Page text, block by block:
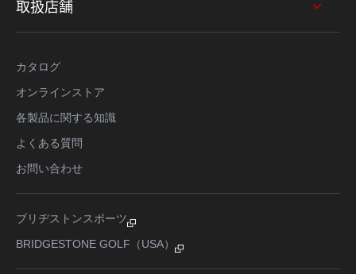
取扱店舗
カタログ
オンラインストア
各製品に関する知識
よくある質問
お問い合わせ
ブリヂストンスポーツ
BRIDGESTONE GOLF（USA）